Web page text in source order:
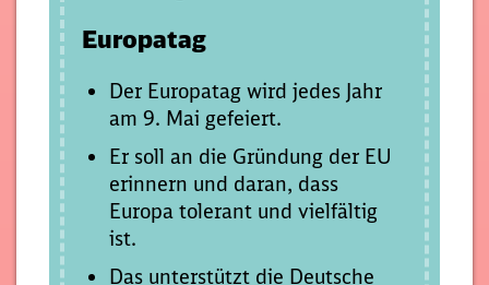
Europatag
Der Europatag wird jedes Jahr
am 9. Mai gefeiert.
Er soll an die Gründung der EU
erinnern und daran, dass
Europa tolerant und vielfältig
ist.
Das unterstützt die Deutsche